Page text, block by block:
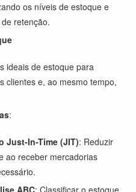
os níveis de estoque e
retenção.
ideais de estoque para
clientes e, ao mesmo tempo,
:
Just-In-Time (JIT): Reduzir
ao receber mercadorias
ABC: Classificar o estoque